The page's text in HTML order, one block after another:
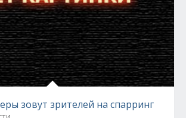
зовут зрителей на спарринг